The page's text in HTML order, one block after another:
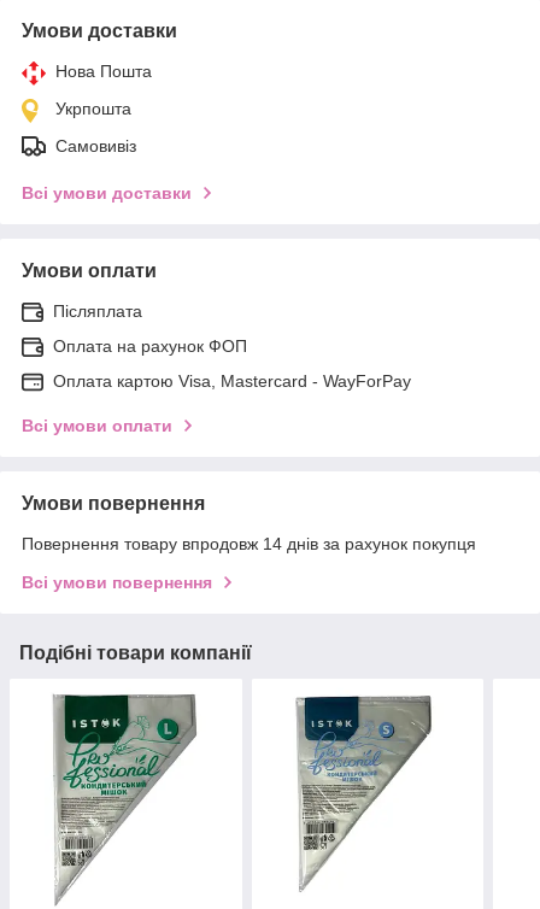
Умови доставки
Нова Пошта
Укрпошта
Самовивіз
Всі умови доставки
Умови оплати
Післяплата
Оплата на рахунок ФОП
Оплата картою Visa, Mastercard - WayForPay
Всі умови оплати
Умови повернення
Повернення товару впродовж 14 днів за рахунок покупця
Всі умови повернення
Подібні товари компанії